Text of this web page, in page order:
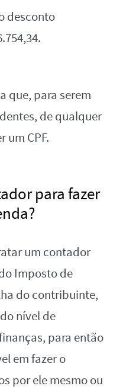
desconto
que, para serem
de qualquer
um CPF.
para fazer
um contador
Imposto de
do contribuinte,
nível de
para então
em fazer o
por ele mesmo ou